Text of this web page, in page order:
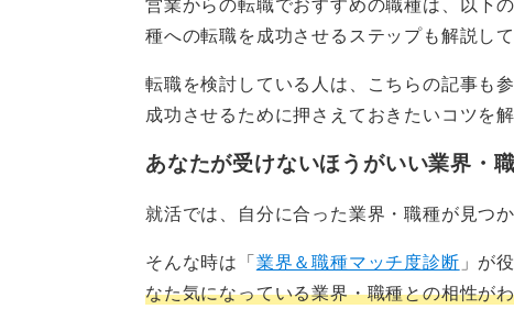
未経験でもOK！ 学びと経験で
を切ろう！
次に、転職を希望する職種に関連する
のであれば、市場分析能力やプレゼン
す。
実務経験がなくても、学ぶ姿勢を見せ
少なくありません。
営業からの転職でおすすめの職種は、以下
種への転職を成功させるステップも解説し
転職を検討している人は、こちらの記事も
成功させるために押さえておきたいコツを
あなたが受けないほうがいい業界・
就活では、自分に合った業界・職種が見つ
そんな時は「 業界＆職種マッチ度診断 」が
なた気になっている業界・職種との相性が